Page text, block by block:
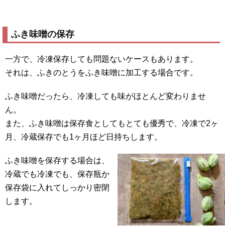
ふき味噌の保存
一方で、冷凍保存しても問題ないケースもあります。
それは、ふきのとうをふき味噌に加工する場合です。
ふき味噌だったら、冷凍しても味がほとんど変わりませ
ん。
また、ふき味噌は保存食としてもとても優秀で、冷凍で2ヶ
月、冷蔵保存でも1ヶ月ほど日持ちします。
ふき味噌を保存する場合は、
冷蔵でも冷凍でも、保存瓶か
保存袋に入れてしっかり密閉
します。